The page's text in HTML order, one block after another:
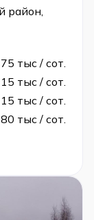
район,
тыс / сот.
тыс / сот.
тыс / сот.
тыс / сот.